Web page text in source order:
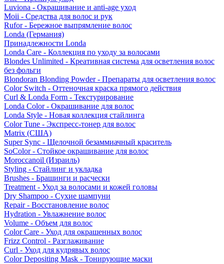
Luviona - Окрашивание и anti-age уход
Moii - Средства для волос и рук
Rufor - Бережное выпрямление волос
Londa (Германия)
Принадлежности Londa
Londa Care - Коллекция по уходу за волосами
Blondes Unlimited - Креативная система для осветления волос
без фольги
Blondoran Blonding Powder - Препараты для осветления волос
Color Switch - Оттеночная краска прямого действия
Curl & Londa Form - Текстурирование
Londa Color - Окрашивание для волос
Londa Style - Новая коллекция стайлинга
Color Tune - Экспресс-тонер для волос
Matrix (США)
Super Sync - Щелочной безаммиачный краситель
SoColor - Стойкое окрашивание для волос
Moroccanoil (Израиль)
Styling - Стайлинг и укладка
Brushes - Брашинги и расчески
Treatment - Уход за волосами и кожей головы
Dry Shampoo - Сухие шампуни
Repair - Восстановление волос
Hydration - Увлажнение волос
Volume - Объем для волос
Color Care - Уход для окрашенных волос
Frizz Control - Разглаживание
Curl - Уход для кудрявых волос
Color Depositing Mask - Тонирующие маски